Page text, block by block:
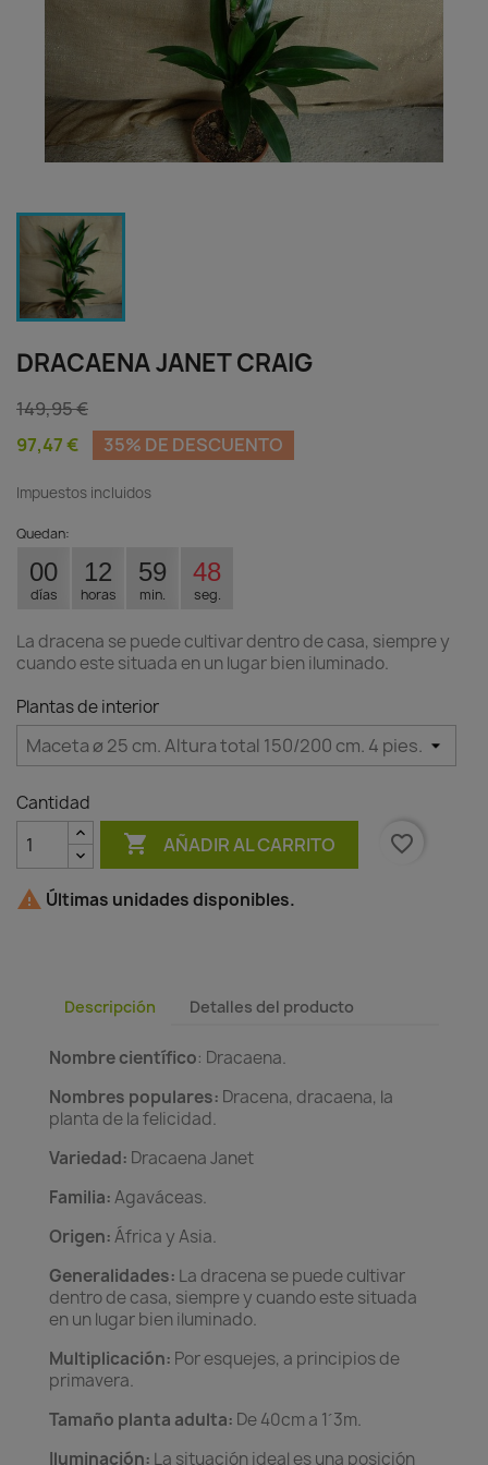
DRACAENA JANET CRAIG
149,95 €
97,47 €
35% DE DESCUENTO
Impuestos incluidos
Quedan:
00
días
12
horas
59
min.
48
seg.
La dracena se puede cultivar dentro de casa, siempre y
cuando este situada en un lugar bien iluminado.
Plantas de interior
Cantidad
 AÑADIR AL CARRITO favorite_border
 Últimas unidades disponibles.
Descripción Detalles del producto
Nombre científico: Dracaena.
Nombres populares: Dracena, dracaena, la
planta de la felicidad.
Variedad: Dracaena Janet
Familia:Agaváceas.
Origen:África y Asia.
Generalidades: La dracena se puede cultivar
dentro de casa, siempre y cuando este situada
en un lugar bien iluminado.
Multiplicación: Por esquejes, a principios de
primavera.
Tamaño planta adulta: De 40cm a 1´3m.
Iluminación: La situación ideal es una posición